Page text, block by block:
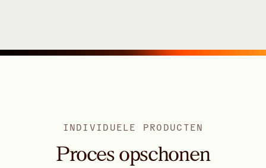
INDIVIDUELE PRODUCTEN
Proces opschonen